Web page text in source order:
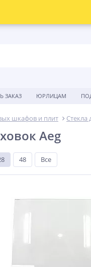
ЗАКАЗ ЮРЛИЦАМ
шкафов и плит Стекла
Aeg
48 Все